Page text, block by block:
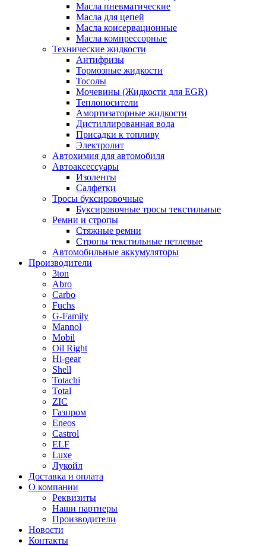
Масла пневматические
Масла для цепей
Масла консервационные
Масла компрессорные
Технические жидкости
Антифризы
Тормозные жидкости
Тосолы
Мочевины (Жидкости для EGR)
Теплоносители
Амортизаторные жидкости
Дистиллированная вода
Присадки к топливу
Электролит
Автохимия для автомобиля
Автоаксессуары
Изоленты
Салфетки
Тросы буксировочные
Буксировочные тросы текстильные
Ремни и стропы
Стяжные ремни
Стропы текстильные петлевые
Автомобильные аккумуляторы
Производители
3ton
Abro
Carbo
Fuchs
G-Family
Mannol
Mobil
Oil Right
Hi-gear
Shell
Totachi
Total
ZIC
Газпром
Еneos
Сastrol
ELF
Luxe
Лукойл
Доставка и оплата
О компании
Реквизиты
Наши партнеры
Производители
Новости
Контакты